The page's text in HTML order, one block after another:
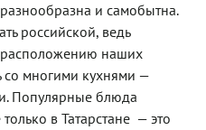
и самобытна.
российской, ведь
расположению наших
со многими кухнями —
Популярные блюда
в Татарстане — это